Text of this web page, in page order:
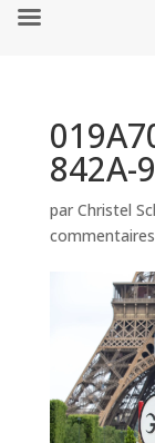
842A-
par Christel
commentaires